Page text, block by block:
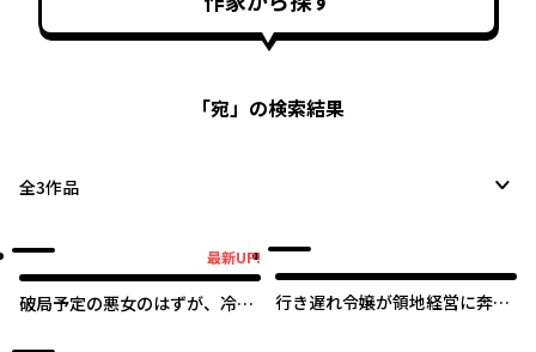
「宛」の検索結果
全3作品
最新UP!
破局予定の悪女のはずが、冷徹
行き遅れ令嬢が領地経営に奔走